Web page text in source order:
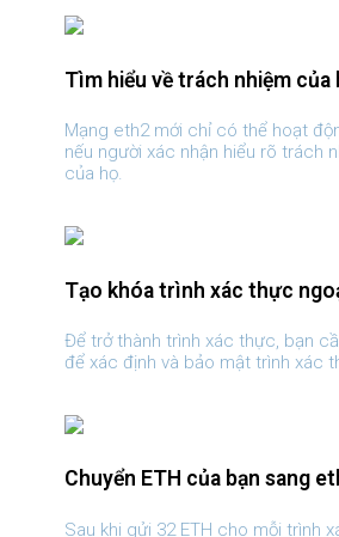
Tìm hiểu về trách nhiệm của
Mạng eth2 mới chỉ có thể hoạt
nếu người xác nhận hiểu rõ trách
của họ.
Tạo khóa trình xác thực
Để trở thành trình xác thực, bạn
để xác định và bảo mật trình xác
Chuyển ETH của bạn sang
Sau khi gửi 32 ETH cho mỗi trình